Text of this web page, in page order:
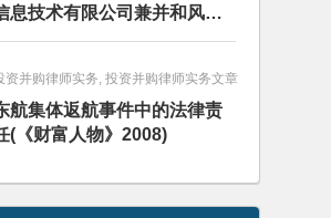
息技术有限公司兼并和风险
资服务
资并购律师实务, 投资并购律师实务文章
航集体返航事件中的法律责
(《财富人物》2008)